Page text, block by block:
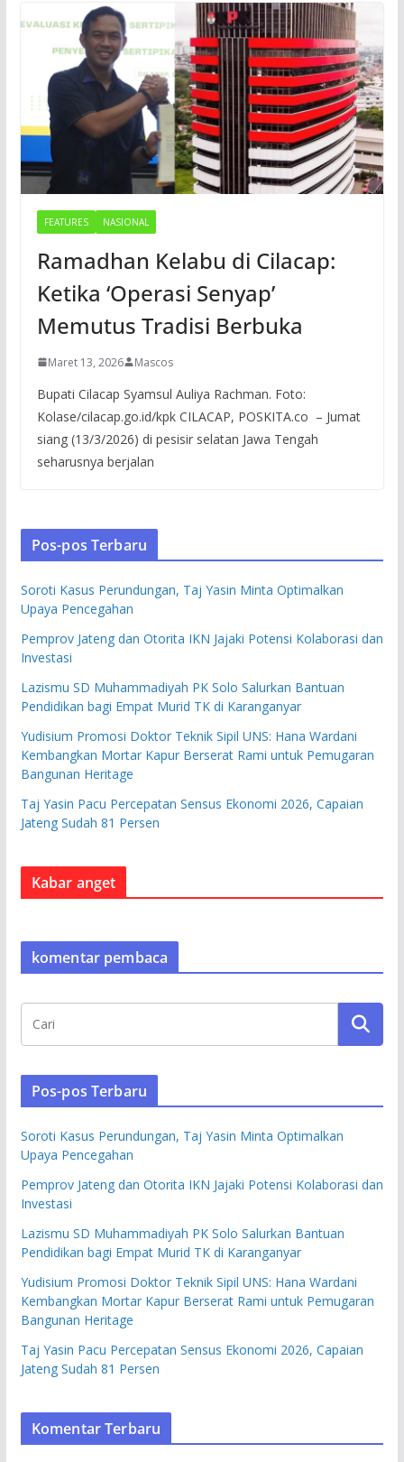
FEATURES NASIONAL
Ramadhan Kelabu di Cilacap:
Ketika ‘Operasi Senyap’
Memutus Tradisi Berbuka
Maret 13, 2026 Mascos
Bupati Cilacap Syamsul Auliya Rachman. Foto:
Kolase/cilacap.go.id/kpk CILACAP, POSKITA.co – Jumat
siang (13/3/2026) di pesisir selatan Jawa Tengah
seharusnya berjalan
Pos-pos Terbaru
Soroti Kasus Perundungan, Taj Yasin Minta Optimalkan
Upaya Pencegahan
Pemprov Jateng dan Otorita IKN Jajaki Potensi Kolaborasi dan
Investasi
Lazismu SD Muhammadiyah PK Solo Salurkan Bantuan
Pendidikan bagi Empat Murid TK di Karanganyar
Yudisium Promosi Doktor Teknik Sipil UNS: Hana Wardani
Kembangkan Mortar Kapur Berserat Rami untuk Pemugaran
Bangunan Heritage
Taj Yasin Pacu Percepatan Sensus Ekonomi 2026, Capaian
Jateng Sudah 81 Persen
Kabar anget
komentar pembaca
Pos-pos Terbaru
Soroti Kasus Perundungan, Taj Yasin Minta Optimalkan
Upaya Pencegahan
Pemprov Jateng dan Otorita IKN Jajaki Potensi Kolaborasi dan
Investasi
Lazismu SD Muhammadiyah PK Solo Salurkan Bantuan
Pendidikan bagi Empat Murid TK di Karanganyar
Yudisium Promosi Doktor Teknik Sipil UNS: Hana Wardani
Kembangkan Mortar Kapur Berserat Rami untuk Pemugaran
Bangunan Heritage
Taj Yasin Pacu Percepatan Sensus Ekonomi 2026, Capaian
Jateng Sudah 81 Persen
Komentar Terbaru